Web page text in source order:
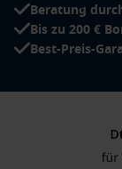
Beratung
Bis zu 200 €
Best-Preis-